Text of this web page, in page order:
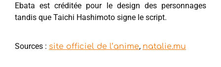
Ebata est créditée pour le design des personnages
tandis que Taichi Hashimoto signe le script.
Sources : site officiel de l’anime, natalie.mu